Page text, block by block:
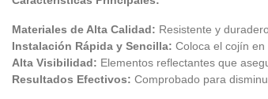
Materiales de Alta Calidad: Resistente y
Instalación Rápida y Sencilla: Coloca el cojín
Alta Visibilidad: Elementos reflectantes que
Resultados Efectivos: Comprobado para